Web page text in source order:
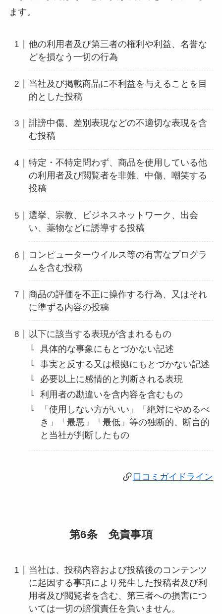
ます。
他の利用者及び第三者の権利や利益、名誉な
どを損なう一切の行為
当社及び掲載商品に不利益を与えることを目
的とした投稿
誹謗中傷、差別表現などの不適切な表現を含
む投稿
特定・不特定問わず、商品を使用している他
の利用者及び閲覧者を非難、中傷、嘲笑する
投稿
選挙、宗教、ビジネスネットワーク、出会
い、薬物などに誘導する投稿
コンピューターウイルス等の有害なプログラ
ムを含む投稿
商品の評価を不正に操作する行為、又はそれ
に準ずる内容の投稿
以下に該当する表現が含まれるもの
具体的な事象にもとづかない記述
事実と反する又は根拠にもとづかない記述
必要以上に感情的と判断される表現
利用者の勘違いを含内容を含むもの
「使用しない方がいい」「絶対にやめるべ
き」「最悪」「最低」等の独断的、断言的
と当社が判断したもの
口コミガイドライン
第6条 免責事項
当社は、投稿内容および投稿後のコンテンツ
に起因する事項により発生した投稿者及び利
用者及び閲覧者を含む、第三者への損害につ
いては一切の賠償責任を負いません。